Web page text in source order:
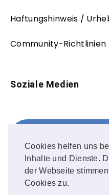
Cookies helfen uns
Inhalte und Dienste.
der Webseite
Cookies zu.
Haftungshinweis /
Community-Richtlinien
Soziale Medien
FOLLOW ME!
Instagram
OUR PHOTOS!